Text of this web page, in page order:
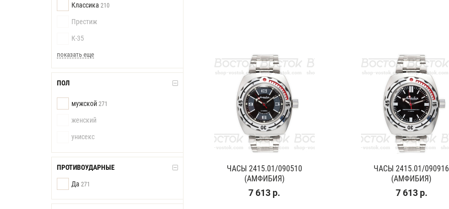
Классика 210
Престиж
К-35
показать еще
ПОЛ
мужской 271
женский
унисекс
ПРОТИВОУДАРНЫЕ
Да 271
ЧАСЫ 2415.01/090510
(АМФИБИЯ)
7 613 р.
ЧАСЫ 2415.01/090916
(АМФИБИЯ)
7 613 р.